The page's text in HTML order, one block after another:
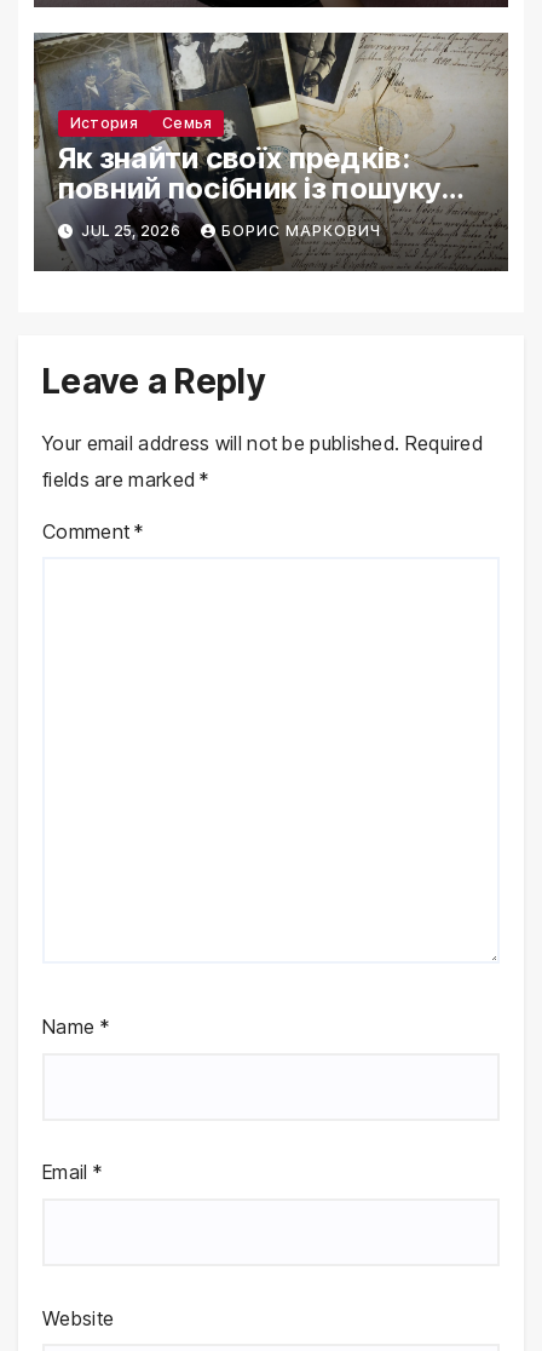
История Семья
Як знайти своїх предків:
повний посібник із пошуку
коренів
JUL 25, 2026 БОРИС МАРКОВИЧ
Leave a Reply
Your email address will not be published. Required
fields are marked*
Comment*
Name *
Email *
Website